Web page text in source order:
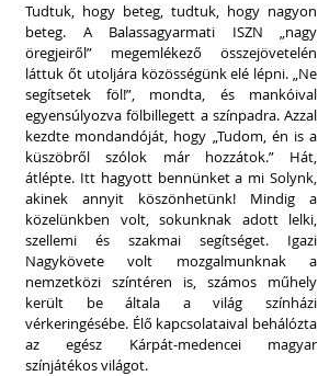
Tudtuk, hogy beteg, tudtuk, hogy nagyon
beteg. A Balassagyarmati ISZN „nagy
öregjeiről” megemlékező összejövetelén
láttuk őt utoljára közösségünk elé lépni. „Ne
segítsetek föl!”, mondta, és mankóival
egyensúlyozva fölbillegett a színpadra. Azzal
kezdte mondandóját, hogy „Tudom, én is a
küszöbről szólok már hozzátok.” Hát,
átlépte. Itt hagyott bennünket a mi Solynk,
akinek annyit köszönhetünk! Mindig a
közelünkben volt, sokunknak adott lelki,
szellemi és szakmai segítséget. Igazi
Nagykövete volt mozgalmunknak a
nemzetközi színtéren is, számos műhely
került be általa a világ színházi
vérkeringésébe. Élő kapcsolataival behálózta
az egész Kárpát-medencei magyar
színjátékos világot.